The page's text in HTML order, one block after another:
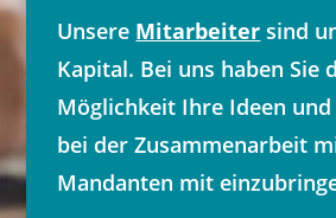
Unsere Mitarbeiter sind
Kapital. Bei uns haben Sie
Möglichkeit Ihre Ideen
bei der Zusammenarbeit
Mandanten mit